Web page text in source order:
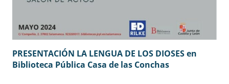
PRESENTACIÓN LA LENGUA DE LOS DIOSES en
Biblioteca Pública Casa de las Conchas